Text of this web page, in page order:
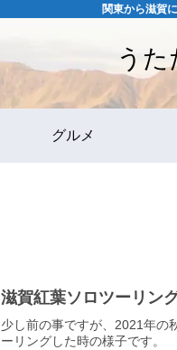
関東から滋賀
う
グルメ
滋賀紅葉ソロツーリン
少し前の事ですが、2021年の
ーリングした時の様子です。